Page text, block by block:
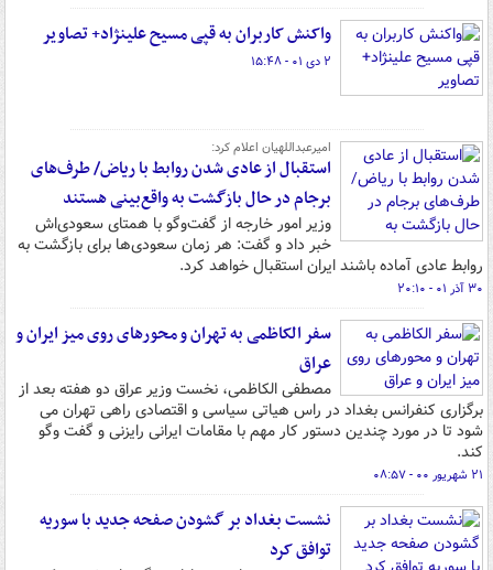
واکنش کاربران به قپی مسیح علینژاد+ تصاویر
۲ دی ۰۱ - ۱۵:۴۸
امیرعبداللهیان اعلام کرد:
استقبال از عادی شدن روابط با ریاض/ طرف‌های
برجام در حال بازگشت به واقع‌بینی هستند
وزیر امور خارجه از گفت‌وگو با همتای سعودی‌اش
خبر داد و گفت: هر زمان سعودی‌ها برای بازگشت به
روابط عادی آماده باشند ایران استقبال خواهد کرد.
۳۰ آذر ۰۱ - ۲۰:۱۰
سفر الکاظمی به تهران و محورهای روی میز ایران و
عراق
مصطفی الکاظمی، نخست وزیر عراق دو هفته بعد از
برگزاری کنفرانس بغداد در راس هیاتی سیاسی و اقتصادی راهی تهران می
شود تا در مورد چندین دستور کار مهم با مقامات ایرانی رایزنی و گفت وگو
کند.
۲۱ شهریور ۰۰ - ۰۸:۵۷
نشست بغداد بر گشودن صفحه جدید با سوریه
توافق کرد